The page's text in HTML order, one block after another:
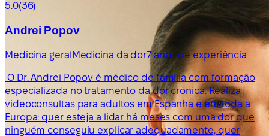
5.0(36)
Andrei Popov
Medicina geralMedicina da dor7 anos de experiência
O Dr. Andrei Popov é médico de família com formação
especializada no tratamento da dor crónica. Realiza
videoconsultas para adultos em Espanha e em toda a
Europa: quer esteja a lidar há meses com uma dor que
ninguém conseguiu explicar adequadamente, quer